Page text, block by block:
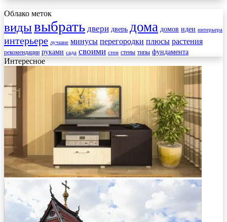
Облако меток
видывыбрать двери дверь дома домов идеи интерьера
интерьере лучшие минусы перегородки плюсы растения
рекомендации руками сада своими стен стены типы фундамента
Интересное